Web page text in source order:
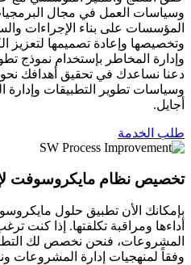
وسياسات العمل في مجال
المؤسسات على بناء الإجراءات
وتخصيصها وإعادة تصميمها لتعزيز
دعنا نساعدك في تحقيق أهدافك نحو
وسياسات تطوير التطبيقات
أجايل.
طلب الخدمة
تخصيص نظام مايكروسوفت
بإمكانك الأن تطبيق حلول
أداءها ومراقبة تكلفتها. إذا كنت
المشروعات، فنحن نخصص لك
وفقاً لمنهجيات إدارة المشروعات